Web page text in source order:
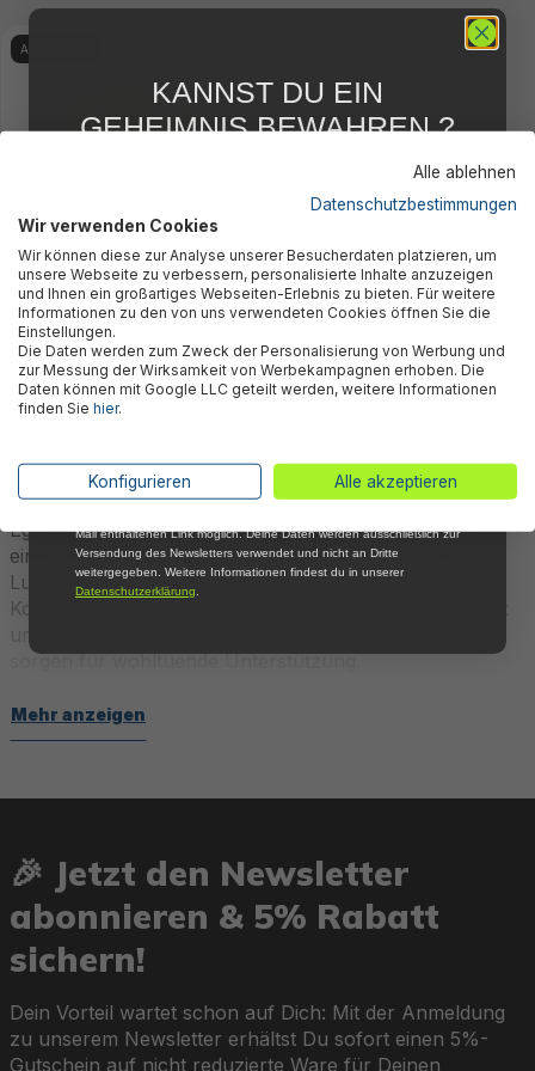
Ausverkauft
12 cm
7,95 €*
für unterwegs
Egal, ob auf Reisen, beim Camping oder einfach für
einen entspannten Tag im Freien – die Bestway®
Luftkissen sind die perfekten Begleiter für maximalen
Komfort, wo immer Du Dich befindest. Leicht, kompakt
sorgen für wohltuende Unterstützung.
Komfort und Vielseitigkeit
Designs, wie etwa geschwungene Nackenstützen oder
wellenförmige Konstruktionen, sorgen für optimale
Entspannung beim Schlafen, Sitzen oder Anlehnen. Ob
als Nackenkissen im Auto, Sitzkissen beim Lesen oder
Kopfkissen beim Camping – die vielseitigen
Einsatzmöglichkeiten machen die Bestway® Luftkissen
unverzichtbar.
Mehr anzeigen
🎉 Jetzt den Newsletter
abonnieren & 5% Rabatt
sichern!
Dein Vorteil wartet schon auf Dich: Mit der Anmeldung
zu unserem Newsletter erhältst Du sofort einen 5%-
Gutschein auf nicht reduzierte Ware für Deinen
Alle ablehnen
Datenschutzbestimmungen
Wir verwenden Cookies
Wir können diese zur Analyse unserer Besucherdaten platzieren, um
unsere Webseite zu verbessern, personalisierte Inhalte anzuzeigen
und Ihnen ein großartiges Webseiten-Erlebnis zu bieten. Für weitere
Informationen zu den von uns verwendeten Cookies öffnen Sie die
Einstellungen.
Die Daten werden zum Zweck der Personalisierung von Werbung und
zur Messung der Wirksamkeit von Werbekampagnen erhoben. Die
Daten können mit Google LLC geteilt werden, weitere Informationen
finden Sie hier.
Konfigurieren Alle akzeptieren
KANNST DU EIN
GEHEIMNIS BEWAHREN ?
FÜR DICH
Abonniere jetzt unseren kostenlosen
Newsletter, verpasse keine Neuigkeiten und
Aktionen mehr und sichere Dir 5 %
Willkommensrabatt auf nicht reduzierte Ware
bei Deiner ersten Bestellung !*
Email
*Mit der Anmeldung zum Newsletter stimmst du zu, regelmäßig per E-
Mail über aktuelle Angebote, Aktionen und Produktneuheiten
Mail enthaltenen Link möglich. Deine Daten werden ausschließlich zur
Versendung des Newsletters verwendet und nicht an Dritte
weitergegeben. Weitere Informationen findest du in unserer
Datenschutzerklärung